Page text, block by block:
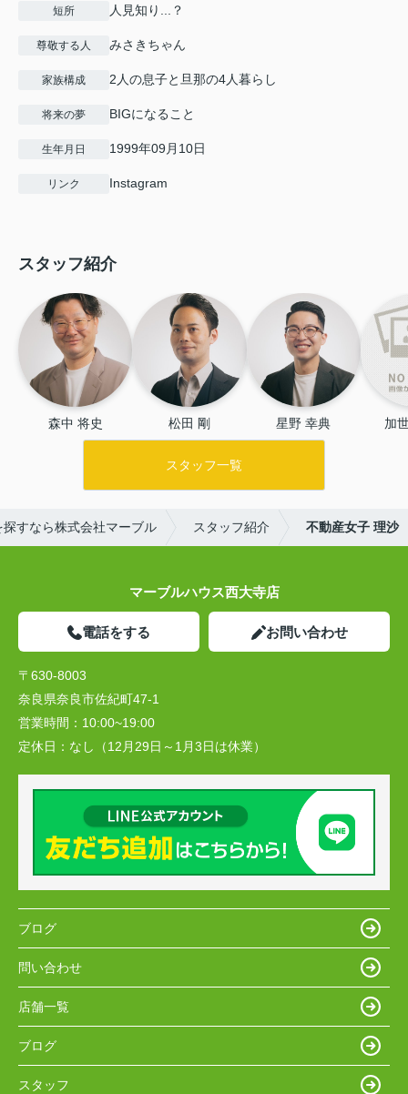
短所 人見知り...？
尊敬する人 みさきちゃん
家族構成 2人の息子と旦那の4人暮らし
将来の夢 BIGになること
生年月日 1999年09月10日
リンク Instagram
スタッフ紹介
森中 将史 松田 剛 星野 幸典 加
スタッフ一覧
すなら株式会社マーブル スタッフ紹介 不動産女子 理沙
マーブルハウス西大寺店
電話をする お問い合わせ
〒630-8003
奈良県奈良市佐紀町47-1
営業時間： 10:00~19:00
定休日： なし（12月29日～1月3日は休業）
ブログ
問い合わせ
店舗一覧
ブログ
スタッフ